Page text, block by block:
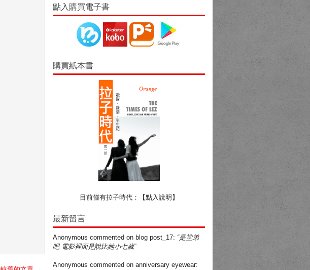
點入購買電子書
購買紙本書
目前僅有拉子時代： 【點入說明】
最新留言
Anonymous commented on blog post_17: “是堂弟
吧 電影裡面是說比她小七歲”
Anonymous commented on anniversary eyewear: